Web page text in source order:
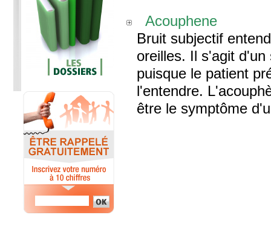
Acouphene
Bruit subjectif
oreilles. Il s'agit
puisque le patient
l'entendre.
être le symptôme